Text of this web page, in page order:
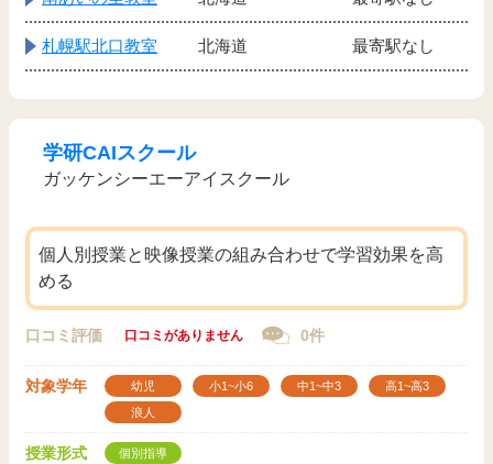
札幌駅北口教室 北海道 最寄駅なし
学研CAIスクール
ガッケンシーエーアイスクール
個人別授業と映像授業の組み合わせで学習効果を高
める
口コミ評価 口コミがありません 0件
対象学年 幼児 小1~小6 中1~中3
高1~高3
浪人
授業形式 個別指導